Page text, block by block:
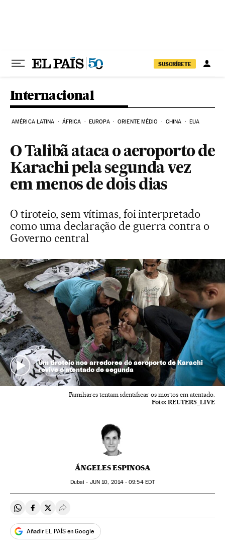
SUSCRÍBETE
Internacional
AMÉRICA LATINA ÁFRICA EUROPA ORIENTE MÉDIO CHINA EUA
O Talibã ataca o aeroporto de
Karachi pela segunda vez
em menos de dois dias
O tiroteio, sem vítimas, foi interpretado
como uma declaração de guerra contra o
Governo central
Um tiroteio nos arredores do aeroporto de Karachi
revive o atentado de segunda
Familiares tentam identificar os mortos em atentado.
Foto: REUTERS_LIVE
ÁNGELES ESPINOSA
Dubai - JUN 10, 2014 - 09:54EDT
Compartir en Whatsapp
Compartir en Facebook
Compartir en Twitter
Desplegar Redes Sociales
Añadir EL PAÍS en Google